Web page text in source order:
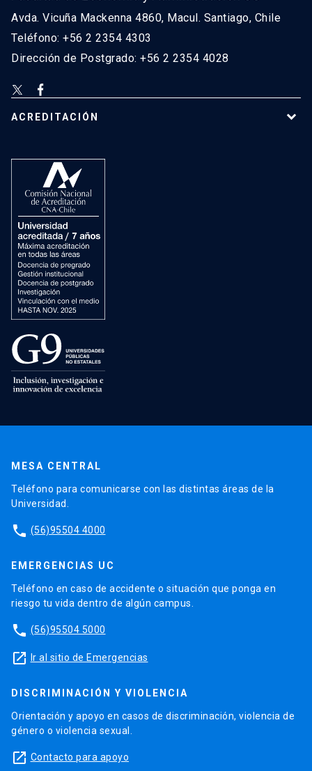
Avda. Vicuña Mackenna 4860, Macul. Santiago, Chile
Teléfono: +56 2 2354 4303
Dirección de Postgrado: +56 2 2354 4028
ACREDITACIÓN
MESA CENTRAL
Teléfono para comunicarse con las distintas áreas de la
Universidad.
phone (56)95504 4000
EMERGENCIAS UC
Teléfono en caso de accidente o situación que ponga en
riesgo tu vida dentro de algún campus.
phone (56)95504 5000
launch Ir al sitio de Emergencias
DISCRIMINACIÓN Y VIOLENCIA
Orientación y apoyo en casos de discriminación, violencia de
género o violencia sexual.
launch Contacto para apoyo